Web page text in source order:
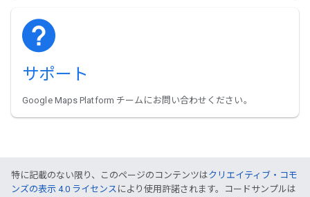
サポート
Google Maps Platform チームにお問い合わせください。
特に記載のない限り、このページのコンテンツはクリエイティブ・コモ
ンズの表示 4.0 ライセンス により使用許諾されます。コードサンプルは